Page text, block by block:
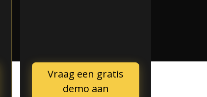
Vraag een gratis
demo aan